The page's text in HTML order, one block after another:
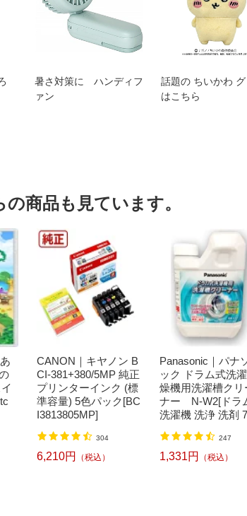
暑さ対策に ハンディフ
ァン
話題の ちいかわ
はこちら
商品も見ています。
CANON｜キヤノン B
CI-381+380/5MP 純正
プリンターインク (標
準容量) 5色パック[BC
I3813805MP]
304
6,210円 （税込）
Panasonic｜パナ
ック ドラム式洗
燥機用洗濯槽クリ
ナー N-W2[ドラ
洗濯機 洗浄 洗剤
247
1,331円 （税込）